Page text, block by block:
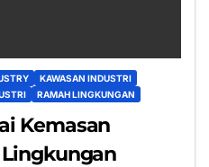
KAWASAN INDUSTRI
RAMAH LINGKUNGAN
Kemasan